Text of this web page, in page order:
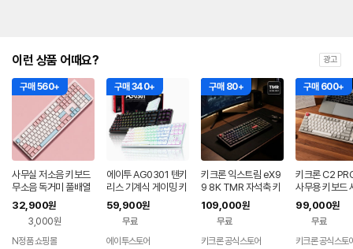
이런 상품 어때요? 광고
구매 560+
사무실 저소음 키보드
무소음 독거미 풀배열
조용한 컴퓨터 자판기
핑크 유선 사무용 키보
32,900원
3,000원
N정품 쇼핑몰
구매 340+
에이투 AG0301 텐키
리스 기계식 게이밍 키
보드 적축, 갈축
59,900원
무료
에이투스토어
구매 80+
키크론 익스트림 eX9
9 8K TMR 자석축 키
보드 저소음 래피드 트
리거 발로란트 키보드
109,000원
무료
키크론 공식스토어
구매 600+
키크론 C2
사무용 키보드
단축키 레트로,
적축
99,000원
무료
키크론 공식스토